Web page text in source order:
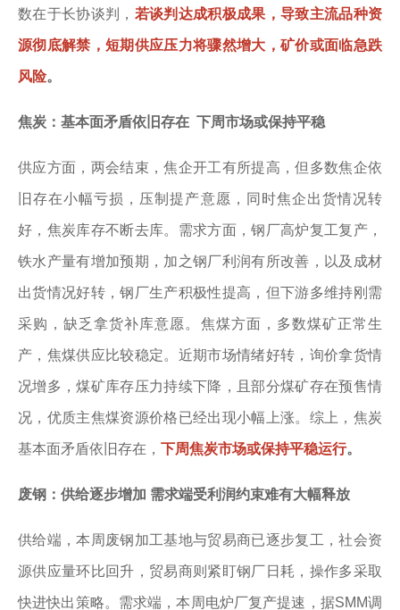
数在于长协谈判， 若谈判达成积极成果，导致主流品种资
源彻底解禁，短期供应压力将骤然增大，矿价或面临急跌
风险。
焦炭：基本面矛盾依旧存在 下周市场或保持平稳
供应方面，两会结束，焦企开工有所提高，但多数焦企依
旧存在小幅亏损，压制提产意愿，同时焦企出货情况转
好，焦炭库存不断去库。需求方面，钢厂高炉复工复产，
铁水产量有增加预期，加之钢厂利润有所改善，以及成材
出货情况好转，钢厂生产积极性提高，但下游多维持刚需
采购，缺乏拿货补库意愿。焦煤方面，多数煤矿正常生
产，焦煤供应比较稳定。近期市场情绪好转，询价拿货情
况增多，煤矿库存压力持续下降，且部分煤矿存在预售情
况，优质主焦煤资源价格已经出现小幅上涨。综上，焦炭
基本面矛盾依旧存在， 下周焦炭市场或保持平稳运行。
废钢：供给逐步增加 需求端受利润约束难有大幅释放
供给端，本周废钢加工基地与贸易商已逐步复工，社会资
源供应量环比回升，贸易商则紧盯钢厂日耗，操作多采取
快进快出策略。需求端，本周电炉厂复产提速，据SMM调